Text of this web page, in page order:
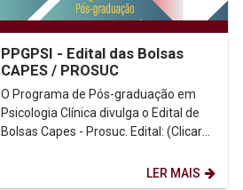
PPGPSI - Edital das Bolsas
CAPES / PROSUC
O Programa de Pós-graduação em
Psicologia Clínica divulga o Edital de
Bolsas Capes - Prosuc. Edital: (Clicar
LER MAIS